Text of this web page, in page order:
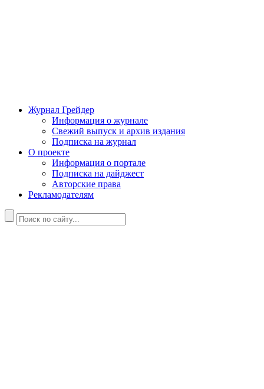
Журнал Грейдер
Информация о журнале
Свежий выпуск и архив издания
Подписка на журнал
О проекте
Информация о портале
Подписка на дайджест
Авторские права
Рекламодателям